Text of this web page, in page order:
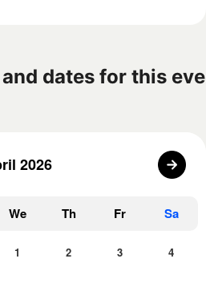
dates for this eve
2026
We Th Fr Sa
1 2 3 4